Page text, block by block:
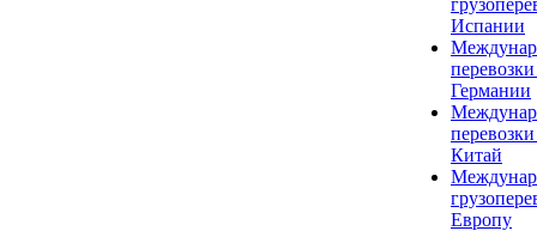
Испании
Германии
Китай
Европу